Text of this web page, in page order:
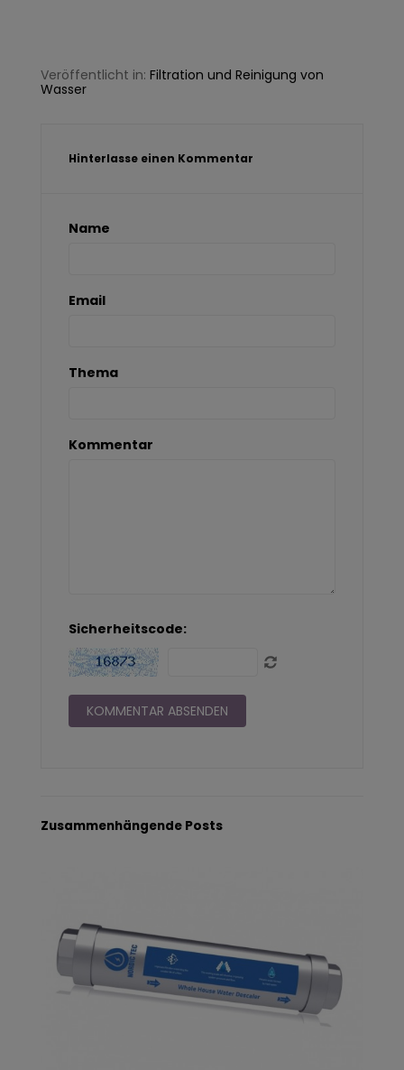
Veröffentlicht in: Filtration und Reinigung von
Wasser
Hinterlasse einen Kommentar
Name
Email
Thema
Kommentar
Sicherheitscode:
Zusammenhängende Posts